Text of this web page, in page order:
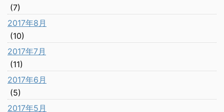
(7)
2017年8月
(10)
2017年7月
(11)
2017年6月
(5)
2017年5月